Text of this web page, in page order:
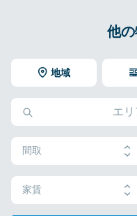
他
地域
間取
家賃